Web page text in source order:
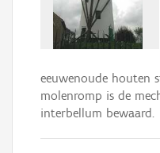
eeuwenoude houten
molenromp is de
interbellum bewaard.